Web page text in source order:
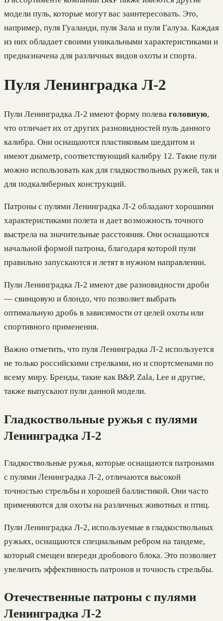
модели пуль, которые могут вас заинтересовать. Это,
например, пуля Гуаланди, пуля Зала и пуля Галуза. Каждая
из них обладает своими уникальными характеристиками и
предназначена для различных видов охоты и спорта.
Пуля Ленинградка Л-2
Пули Ленинградка Л-2 имеют форму полева головную,
что отличает их от других разновидностей пуль данного
калибра. Они оснащаются пластиковым шеддитом и
имеют диаметр, соответствующий калибру 12. Такие пули
можно использовать как для гладкоствольных ружей, так и
для подкалиберных конструкций.
Патроны с пулями Ленинградка Л-2 обладают хорошими
характеристиками полета и дает возможность точного
выстрела на значительные расстояния. Они оснащаются
начальной формой патрона, благодаря которой пули
правильно запускаются и летят в нужном направлении.
Пули Ленинградка Л-2 имеют две разновидности дроби
— свинцовую и блондо, что позволяет выбрать
оптимальную дробь в зависимости от целей охоты или
спортивного применения.
Важно отметить, что пуля Ленинградка Л-2 используется
не только российскими стрелками, но и спортсменами по
всему миру. Бренды, такие как B&P, Zala, Lee и другие,
также выпускают пули данной модели.
Гладкоствольные ружья с пулями
Ленинградка Л-2
Гладкоствольные ружья, которые оснащаются патронами
с пулями Ленинградка Л-2, отличаются высокой
точностью стрельбы и хорошей баллистикой. Они часто
применяются для охоты на различных животных и птиц.
Пули Ленинградка Л-2, используемые в гладкоствольных
ружьях, оснащаются специальным ребром на тандеме,
который смещен впереди дробового блока. Это позволяет
увеличить эффективность патронов и точность стрельбы.
Отечественные патроны с пулями
Ленинградка Л-2